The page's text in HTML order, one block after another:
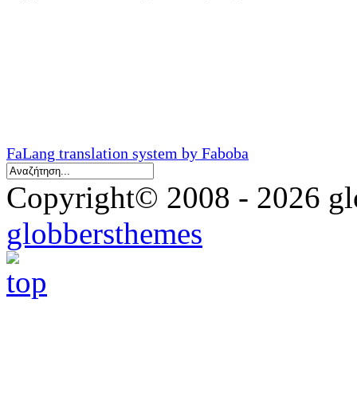
FaLang translation system by Faboba
Copyright© 2008 - 2026
globbersthemes